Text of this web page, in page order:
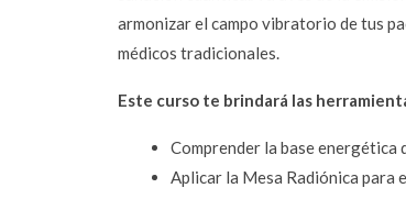
armonizar el campo vibratorio de tus
médicos tradicionales.
Este curso te brindará las
Comprender la base energética
Aplicar la Mesa Radiónica para